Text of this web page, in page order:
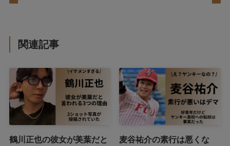
関連記事
鶴川正也の彼女が美葉だと 麦谷祐介の素行は悪くな